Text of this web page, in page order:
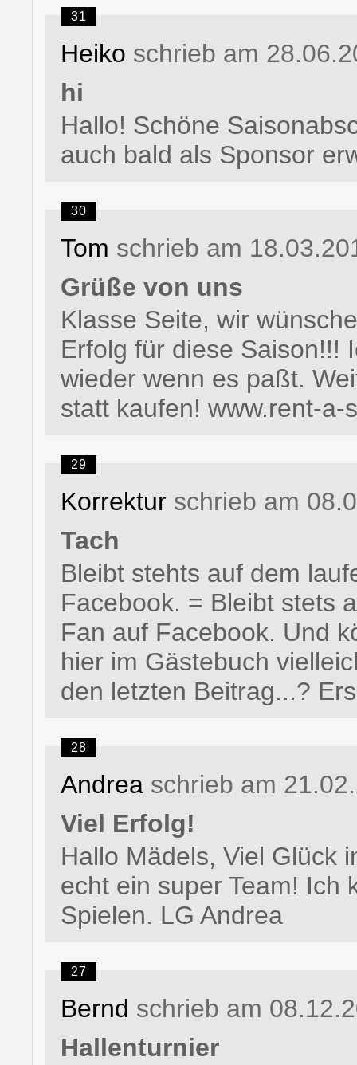
31
Heiko schrieb am
hi
Hallo! Schöne
auch bald als Sponsor
30
Tom schrieb am
Grüße von uns
Klasse Seite, wir
Erfolg für diese Saison!!!
wieder wenn es paßt.
statt kaufen! www.rent-a-
29
Korrektur schrieb am
Tach
Bleibt stehts auf dem
Facebook. = Bleibt stets
Fan auf Facebook. Und
hier im Gästebuch
den letzten Beitrag...?
28
Andrea schrieb am
Viel Erfolg!
Hallo Mädels, Viel Glück
echt ein super Team! Ich
Spielen. LG Andrea
27
Bernd schrieb am
Hallenturnier